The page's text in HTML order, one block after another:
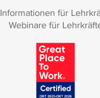
Informationen für
Webinare für